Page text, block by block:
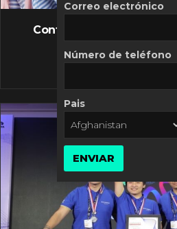
FLASH NEWS
Controversia de
10 MARZO,
Correo electrónico
Número de teléfono
Pais
ENVIAR